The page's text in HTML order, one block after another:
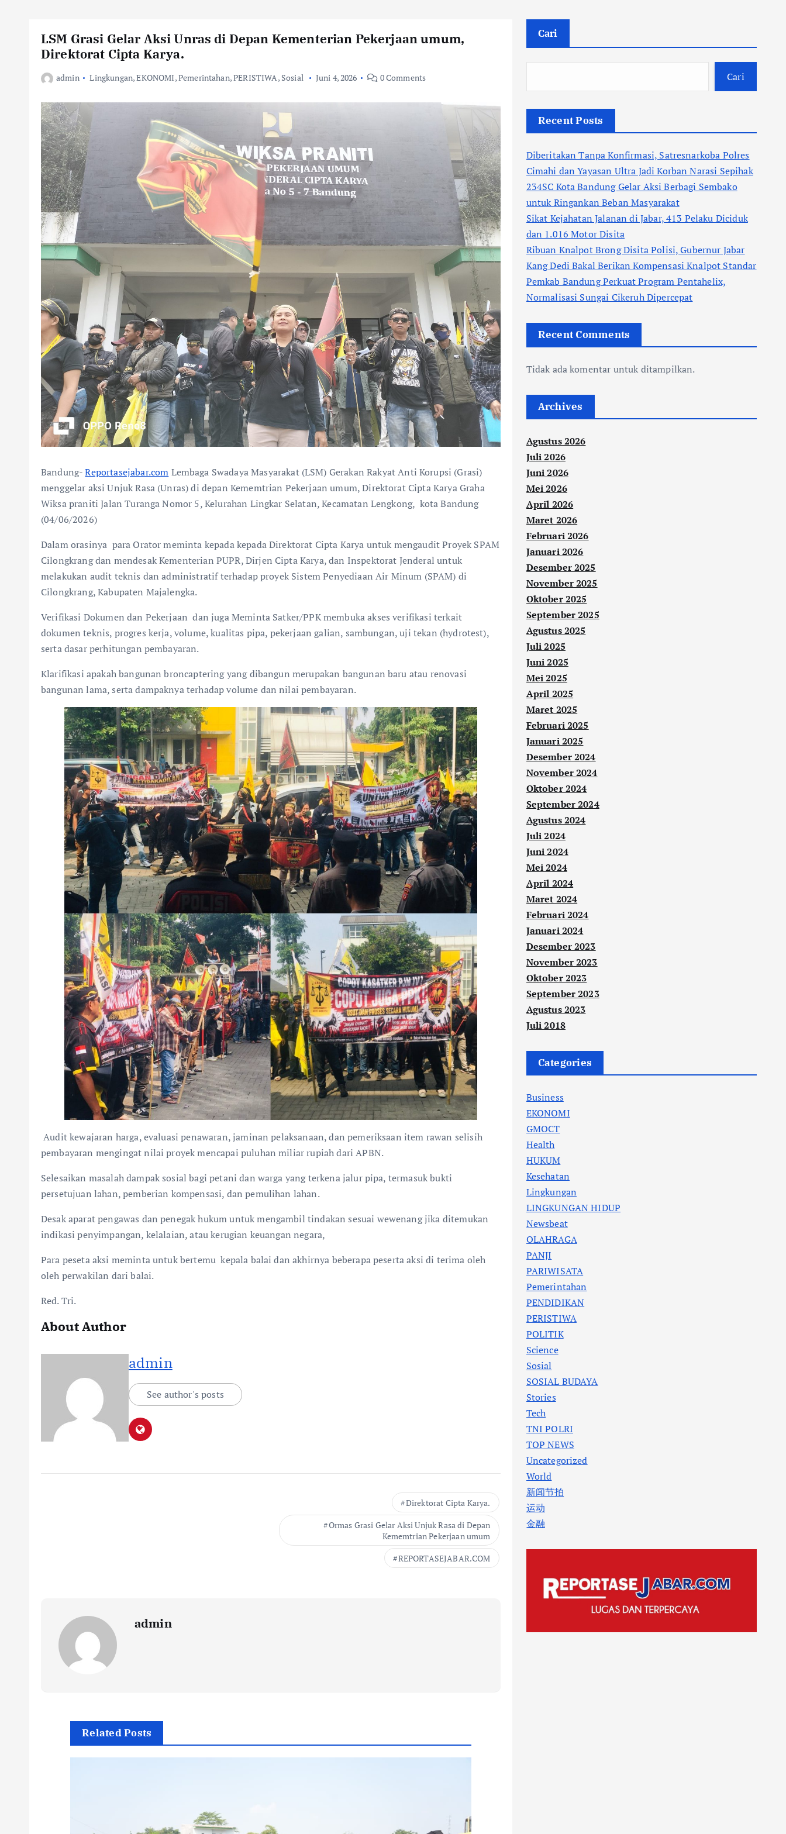
LSM Grasi Gelar Aksi Unras di Depan Kementerian Pekerjaan umum,
Direktorat Cipta Karya.
admin Lingkungan,EKONOMI,Pemerintahan,PERISTIWA, Sosial Juni 4, 2026 0 Comments
Bandung-Reportasejabar.com Lembaga Swadaya Masyarakat (LSM) Gerakan Rakyat Anti Korupsi (Grasi)
menggelar aksi Unjuk Rasa (Unras) di depan Kememtrian Pekerjaan umum, Direktorat Cipta Karya Graha
Wiksa praniti Jalan Turanga Nomor 5, Kelurahan Lingkar Selatan, Kecamatan Lengkong, kota Bandung
(04/06/2026)
Dalam orasinya para Orator meminta kepada kepada Direktorat Cipta Karya untuk mengaudit Proyek SPAM
Cilongkrang dan mendesak Kementerian PUPR, Dirjen Cipta Karya, dan Inspektorat Jenderal untuk
melakukan audit teknis dan administratif terhadap proyek Sistem Penyediaan Air Minum (SPAM) di
Cilongkrang, Kabupaten Majalengka.
Verifikasi Dokumen dan Pekerjaan dan juga Meminta Satker/PPK membuka akses verifikasi terkait
dokumen teknis, progres kerja, volume, kualitas pipa, pekerjaan galian, sambungan, uji tekan (hydrotest),
serta dasar perhitungan pembayaran.
Klarifikasi apakah bangunan broncaptering yang dibangun merupakan bangunan baru atau renovasi
bangunan lama, serta dampaknya terhadap volume dan nilai pembayaran.
Audit kewajaran harga, evaluasi penawaran, jaminan pelaksanaan, dan pemeriksaan item rawan selisih
pembayaran mengingat nilai proyek mencapai puluhan miliar rupiah dari APBN.
Selesaikan masalah dampak sosial bagi petani dan warga yang terkena jalur pipa, termasuk bukti
persetujuan lahan, pemberian kompensasi, dan pemulihan lahan.
Desak aparat pengawas dan penegak hukum untuk mengambil tindakan sesuai wewenang jika ditemukan
indikasi penyimpangan, kelalaian, atau kerugian keuangan negara,
Para peseta aksi meminta untuk bertemu kepala balai dan akhirnya beberapa peserta aksi di terima oleh
oleh perwakilan dari balai.
Red. Tri.
About Author
admin
See author's posts
Direktorat Cipta Karya.
Ormas Grasi Gelar Aksi Unjuk Rasa di Depan
Kememtrian Pekerjaan umum
REPORTASEJABAR.COM
admin
Related Posts
Cari
Cari
Recent Posts
Diberitakan Tanpa Konfirmasi, Satresnarkoba Polres
Cimahi dan Yayasan Ultra Jadi Korban Narasi Sepihak
234SC Kota Bandung Gelar Aksi Berbagi Sembako
untuk Ringankan Beban Masyarakat
Sikat Kejahatan Jalanan di Jabar, 413 Pelaku Diciduk
dan 1.016 Motor Disita
Ribuan Knalpot Brong Disita Polisi, Gubernur Jabar
Kang Dedi Bakal Berikan Kompensasi Knalpot Standar
Pemkab Bandung Perkuat Program Pentahelix,
Normalisasi Sungai Cikeruh Dipercepat
Recent Comments
Tidak ada komentar untuk ditampilkan.
Archives
Agustus 2026
Juli 2026
Juni 2026
Mei 2026
April 2026
Maret 2026
Februari 2026
Januari 2026
Desember 2025
November 2025
Oktober 2025
September 2025
Agustus 2025
Juli 2025
Juni 2025
Mei 2025
April 2025
Maret 2025
Februari 2025
Januari 2025
Desember 2024
November 2024
Oktober 2024
September 2024
Agustus 2024
Juli 2024
Juni 2024
Mei 2024
April 2024
Maret 2024
Februari 2024
Januari 2024
Desember 2023
November 2023
Oktober 2023
September 2023
Agustus 2023
Juli 2018
Categories
Business
EKONOMI
GMOCT
Health
HUKUM
Kesehatan
Lingkungan
LINGKUNGAN HIDUP
Newsbeat
OLAHRAGA
PANJI
PARIWISATA
Pemerintahan
PENDIDIKAN
PERISTIWA
POLITIK
Science
Sosial
SOSIAL BUDAYA
Stories
Tech
TNI POLRI
TOP NEWS
Uncategorized
World
新闻节拍
运动
金融